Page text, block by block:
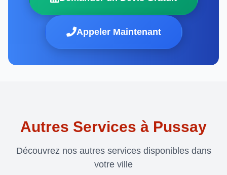
Appeler Maintenant
Autres Services à Pussay
Découvrez nos autres services disponibles dans
votre ville